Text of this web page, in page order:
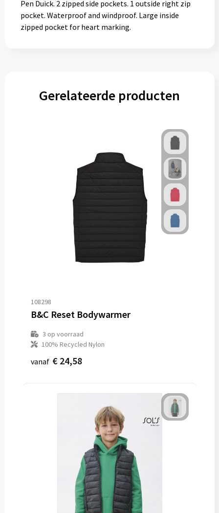
Pen Duick. 2 zipped side pockets. 1 outside right zip
pocket. Waterproof and windproof. Large inside
zipped pocket for heart marking.
Gerelateerde producten
108298
B&C Reset Bodywarmer
3 op voorraad
100% Recycled Nylon
vanaf € 24,58